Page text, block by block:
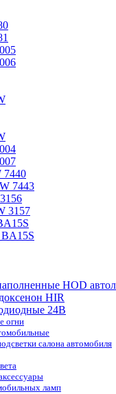
7440
7443
3157
HOD
HIR
24B
огни
салона автомобиля
ламп